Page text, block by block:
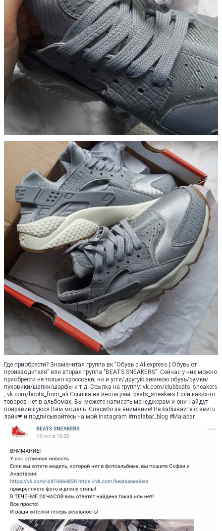
Где приобрести? Знаменитая группа вк "Обувь с Aliexpress | Обувь от
производителя" или вторая группа "BEATS SNEAKERS". Сейчас у них можно
приобрести не только кроссовки, но и угги/другую зимнюю обувь/сумки/
пуховики/шапки/шарфы и т д. Ссылка на группу: vk.com/clubbeats_sneakers
, vk.com/boots_from_ali Ссылка на инcтаграм: beats_sneakers Если каких-то
товаров нет в альбомах, Вы можете написать менеджерам и они найдут
понравившуюся Вам модель. Спасибо за внимание! Не забывайте ставить
лайк❤ и подписывайтесь на мой Instagram #malabar_blog #Malabar